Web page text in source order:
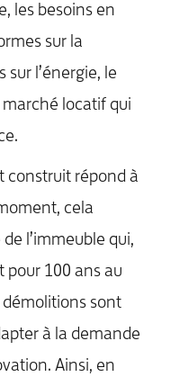
les besoins en
sur la
l’énergie, le
locatif qui
construit répond à
cela
l’immeuble qui,
pour 100 ans au
démolitions sont
à la demande
Ainsi, en